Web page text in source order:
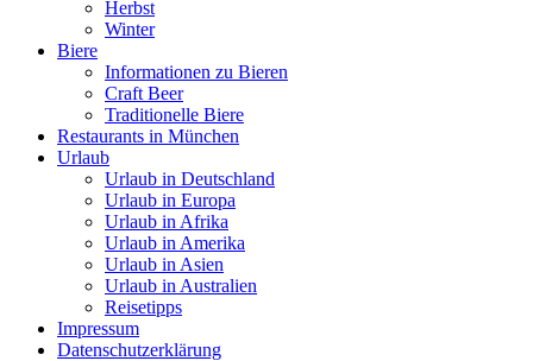
Herbst
Winter
Biere
Informationen zu Bieren
Craft Beer
Traditionelle Biere
Restaurants in München
Urlaub
Urlaub in Deutschland
Urlaub in Europa
Urlaub in Afrika
Urlaub in Amerika
Urlaub in Asien
Urlaub in Australien
Reisetipps
Impressum
Datenschutzerklärung